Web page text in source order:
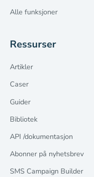
Alle funksjoner
Ressurser
Artikler
Caser
Guider
Bibliotek
API /dokumentasjon
Abonner på nyhetsbrev
SMS Campaign Builder